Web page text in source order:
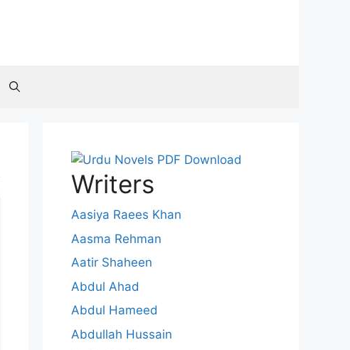
Writers
Aasiya Raees Khan
Aasma Rehman
Aatir Shaheen
Abdul Ahad
Abdul Hameed
Abdullah Hussain